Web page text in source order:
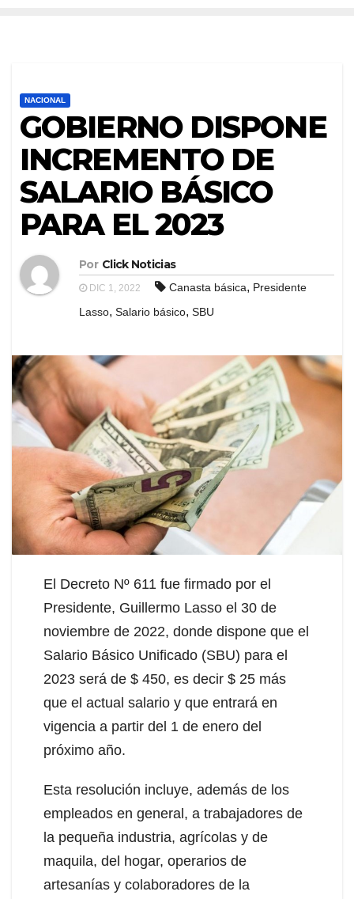
NACIONAL
GOBIERNO DISPONE
INCREMENTO DE
SALARIO BÁSICO
PARA EL 2023
Por Click Noticias
DIC 1, 2022 Canasta básica, Presidente
Lasso, Salario básico, SBU
El Decreto Nº 611 fue firmado por el
Presidente, Guillermo Lasso el 30 de
noviembre de 2022, donde dispone que el
Salario Básico Unificado (SBU) para el
2023 será de $ 450, es decir $ 25 más
que el actual salario y que entrará en
vigencia a partir del 1 de enero del
próximo año.
Esta resolución incluye, además de los
empleados en general, a trabajadores de
la pequeña industria, agrícolas y de
maquila, del hogar, operarios de
artesanías y colaboradores de la